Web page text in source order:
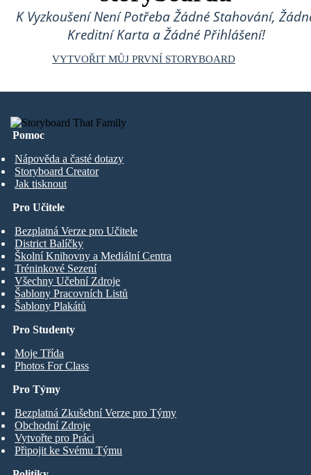
K Vyzkoušení Není Potřeba Žádné Stahování,
Kreditní Karta a Žádné Přihlášení!
VYTVOŘIT MŮJ PRVNÍ STORYBOARD
Pomoc
Nápověda a časté dotazy
Storyboard Creator
Jak tisknout
Pro Studenty
Moje Třída
Photos For Class
Pro Učitele
Bezplatná Verze pro Učitele
District Balíčky
Školní Knihovny a Mediální Centra
Tréninkové Sezení
Všechny Učební Zdroje
Šablony Pracovních Listů
Šablony Plakátů
Pro Týmy
Bezplatná Zkušební Verze pro Týmy
Obchodní Zdroje
Vytvořte pro Práci
Připojit ke Svému Týmu